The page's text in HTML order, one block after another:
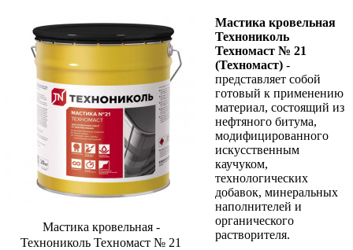
Мастика кровельная -
Технониколь Техномаст № 21
Мастика кровельная
Технониколь
Техномаст № 21
(Техномаст) -
представляет собой
готовый к применению
материал, состоящий из
нефтяного битума,
модифицированного
искусственным
каучуком,
технологических
добавок, минеральных
наполнителей и
органического
растворителя.